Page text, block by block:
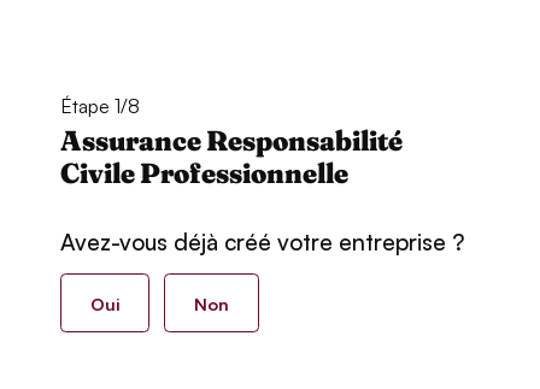
Étape 1/8
Assurance Responsabilité
Civile Professionnelle
Avez-vous déjà créé votre entreprise ?
Oui Non